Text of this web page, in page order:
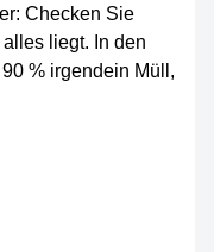
Checken Sie
liegt. In den
% irgendein Müll,